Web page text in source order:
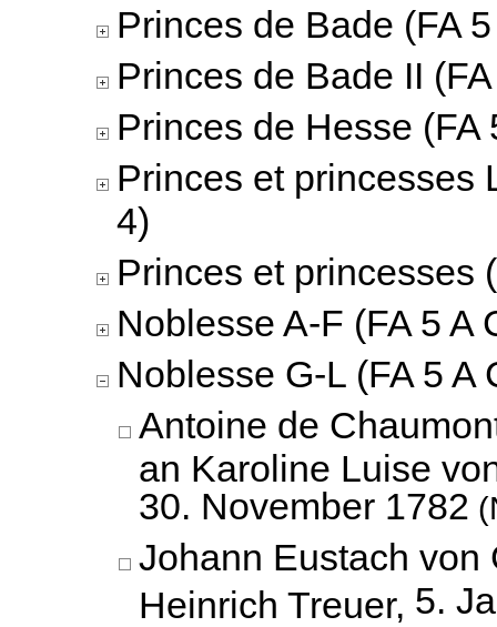
Princes de Bade (FA
Princes de Bade II
Princes de Hesse (FA
Princes et princesses
4)
Princes et princesses
Noblesse A-F (FA 5 A
Noblesse G-L (FA 5 A
Antoine de
an Karoline Luise
30. November 1782
Johann Eustach von
Heinrich Treuer, 5.